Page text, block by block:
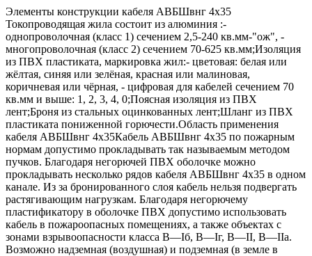
Элементы конструкции кабеля АВБШвнг 4х35
Токопроводящая жила состоит из алюминия :-
однопроволочная (класс 1) сечением 2,5-240 кв.мм-"ож", -
многопроволочная (класс 2) сечением 70-625 кв.мм;Изоляция
из ПВХ пластиката, маркировка жил:- цветовая: белая или
жёлтая, синяя или зелёная, красная или малиновая,
коричневая или чёрная, - цифровая для кабелей сечением 70
кв.мм и выше: 1, 2, 3, 4, 0;Поясная изоляция из ПВХ
лент;Броня из стальных оцинкованных лент;Шланг из ПВХ
пластиката пониженной горючести.Область применения
кабеля АВБШвнг 4х35Кабель АВБШвнг 4х35 по пожарным
нормам допустимо прокладывать так называемым методом
пучков. Благодаря негорючей ПВХ оболочке можно
прокладывать несколько рядов кабеля АВБШвнг 4х35 в одном
канале. Из за бронированного слоя кабель нельзя подвергать
растягивающим нагрузкам. Благодаря негорючему
пластификатору в оболочке ПВХ допустимо использовать
кабель в пожароопасных помещениях, а также объектах с
зонами взрывоопасности класса B—Iб, B—Iг, В—II, В—IIа.
Возможно надземная (воздушная) и подземная (в земле в